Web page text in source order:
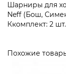
Шарниры для
Neff (Бош,
Ккомплект: 2 шт.
Похожие